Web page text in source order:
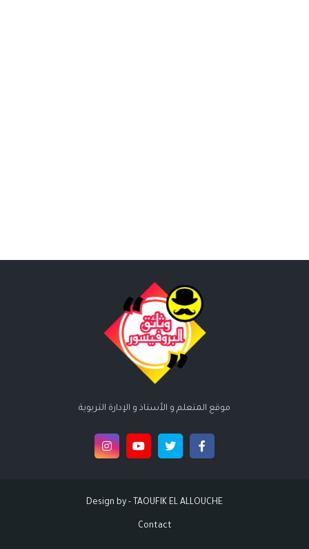
موقع المتعلم و الأستاذ و الإدارة التربوية
Design by - TAOUFIK EL ALLOUCHE
Contact